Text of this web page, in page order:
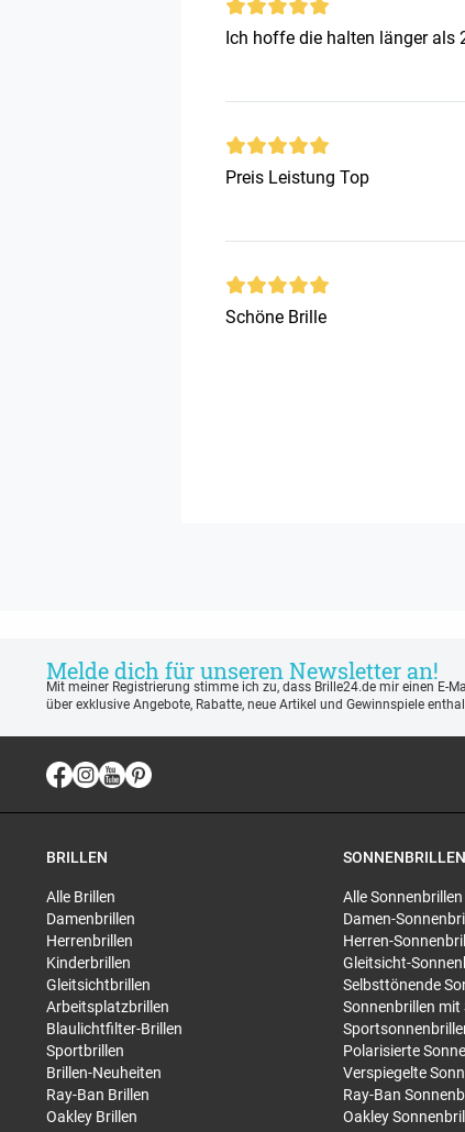
Ich hoffe die halten länger als
Preis Leistung Top
Schöne Brille
Melde dich für unseren Newsletter an!
Mit meiner Registrierung stimme ich zu, dass Brille24.de mir einen E-
über exklusive Angebote, Rabatte, neue Artikel und Gewinnspiele
BRILLEN
Alle Brillen
Damenbrillen
Herrenbrillen
Kinderbrillen
Gleitsichtbrillen
Arbeitsplatzbrillen
Blaulichtfilter-Brillen
Sportbrillen
Brillen-Neuheiten
Ray-Ban Brillen
Oakley Brillen
SONNENBRILLEN
Alle Sonnenbrillen
Damen-
Herren-
Gleitsicht-
Selbsttönende
Sonnenbrillen mit
Polarisierte
Verspiegelte
Ray-Ban
Oakley